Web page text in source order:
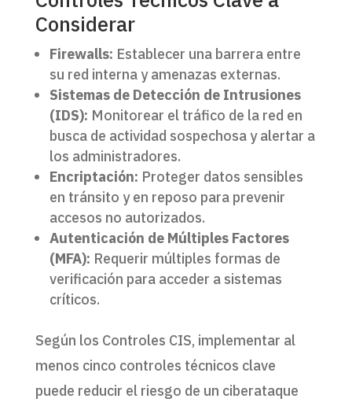
Considerar
Firewalls: Establecer una barrera entre
su red interna y amenazas externas.
Sistemas de Detección de Intrusiones
(IDS): Monitorear el tráfico de la red en
busca de actividad sospechosa y alertar a
los administradores.
Encriptación: Proteger datos sensibles
en tránsito y en reposo para prevenir
accesos no autorizados.
Autenticación de Múltiples Factores
(MFA): Requerir múltiples formas de
verificación para acceder a sistemas
críticos.
Según los Controles CIS, implementar al
menos cinco controles técnicos clave
puede reducir el riesgo de un ciberataque